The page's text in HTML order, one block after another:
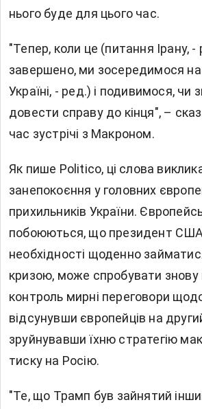
нього буде для цього час.
"Тепер, коли це (питання Ірану, -
завершено, ми зосередимося
Україні, - ред.) і подивимося,
довести справу до кінця", –
час зустрічі з Макроном.
Як пише Politico, ці слова
занепокоєння у головних
прихильників України.
побоюються, що президент США,
необхідності щоденно
кризою, може спробувати знову
контроль мирні переговори
відсунувши європейців на
зруйнувавши їхню стратегію
тиску на Росію.
"Те, що Трамп був зайнятий